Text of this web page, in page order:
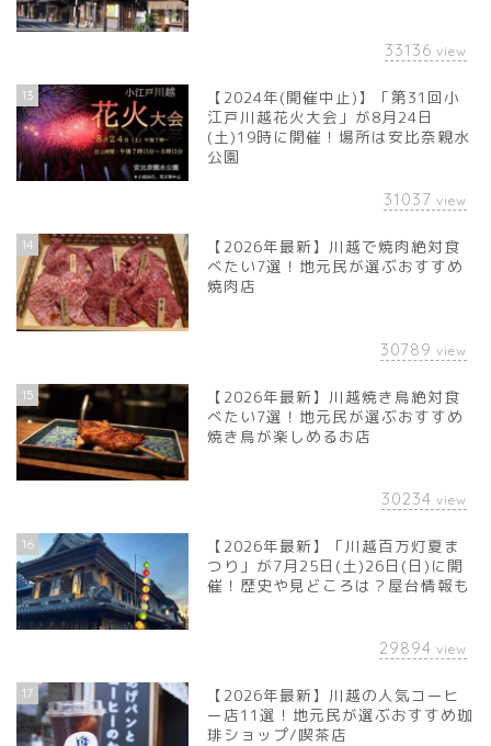
33136 view
13
【2024年(開催中止)】「第31回小
江戸川越花火大会」が8月24日
(土)19時に開催！場所は安比奈親水
公園
31037 view
14
【2026年最新】川越で焼肉絶対食
べたい7選！地元民が選ぶおすすめ
焼肉店
30789 view
15
【2026年最新】川越焼き鳥絶対食
べたい7選！地元民が選ぶおすすめ
焼き鳥が楽しめるお店
30234 view
16
【2026年最新】「川越百万灯夏ま
つり」が7月25日(土)26日(日)に開
催！歴史や見どころは？屋台情報も
29894 view
17
【2026年最新】川越の人気コーヒ
ー店11選！地元民が選ぶおすすめ珈
琲ショップ/喫茶店